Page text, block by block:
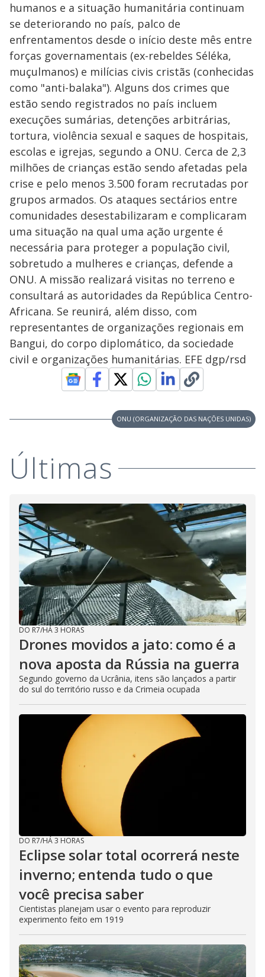
humanos e a situação humanitária continuam
se deteriorando no país, palco de
enfrentamentos desde o início deste mês entre
forças governamentais (ex-rebeldes Séléka,
muçulmanos) e milícias civis cristãs (conhecidas
como "anti-balaka"). Alguns dos crimes que
estão sendo registrados no país incluem
execuções sumárias, detenções arbitrárias,
tortura, violência sexual e saques de hospitais,
escolas e igrejas, segundo a ONU. Cerca de 2,3
milhões de crianças estão sendo afetadas pela
crise e pelo menos 3.500 foram recrutadas por
grupos armados. Os ataques sectários entre
comunidades desestabilizaram e complicaram
uma situação na qual uma ação urgente é
necessária para proteger a população civil,
sobretudo a mulheres e crianças, defende a
ONU. A missão realizará visitas no terreno e
consultará as autoridades da República Centro-
Africana. Se reunirá, além disso, com
representantes de organizações regionais em
Bangui, do corpo diplomático, da sociedade
civil e organizações humanitárias. EFE dgp/rsd
ONU (ORGANIZAÇÃO DAS NAÇÕES UNIDAS)
Últimas
DO R7/HÁ 3 HORAS
Drones movidos a jato: como é a
nova aposta da Rússia na guerra
Segundo governo da Ucrânia, itens são lançados a partir
do sul do território russo e da Crimeia ocupada
DO R7/HÁ 3 HORAS
Eclipse solar total ocorrerá neste
inverno; entenda tudo o que
você precisa saber
Cientistas planejam usar o evento para reproduzir
experimento feito em 1919